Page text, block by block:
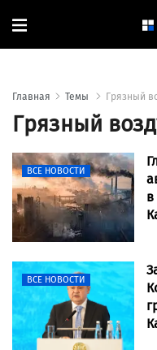
Главная Темы Грязный
Грязный
ВСЕ НОВОСТИ
в
ВСЕ НОВОСТИ